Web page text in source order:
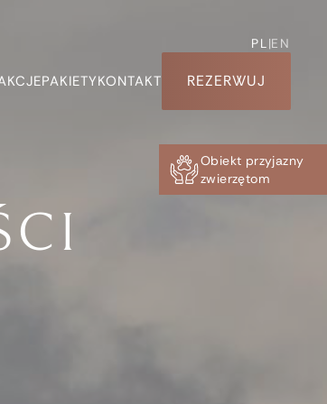
PL|EN
PAKIETYKONTAKT REZERWUJ
Obiekt przyjazny
zwierzętom